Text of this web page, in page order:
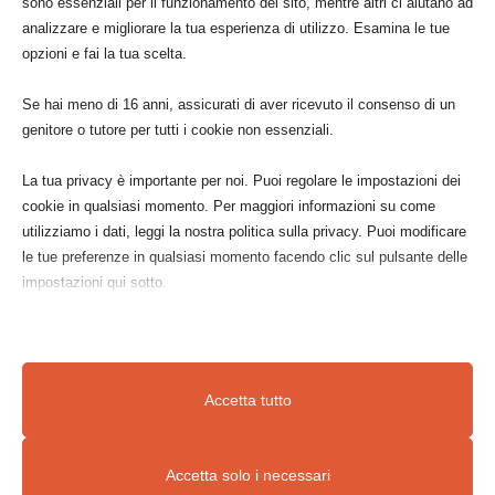
bozzetto e stesura
del bolo
doratura
ultimata
acquerello
preparatorio
preparatorio
analizzare e migliorare la tua esperienza di utilizzo. Esamina le tue
opzioni e fai la tua scelta.
Se hai meno di 16 anni, assicurati di aver ricevuto il consenso di un
genitore o tutore per tutti i cookie non essenziali.
La tua privacy è importante per noi. Puoi regolare le impostazioni dei
cookie in qualsiasi momento. Per maggiori informazioni su come
utilizziamo i dati, leggi la nostra politica sulla privacy. Puoi modificare
le tue preferenze in qualsiasi momento facendo clic sul pulsante delle
impostazioni qui sotto.
I cookie e i servizi essenziali abilitano le funzioni di base e sono
Accetta tutto
Accetta solo i necessari